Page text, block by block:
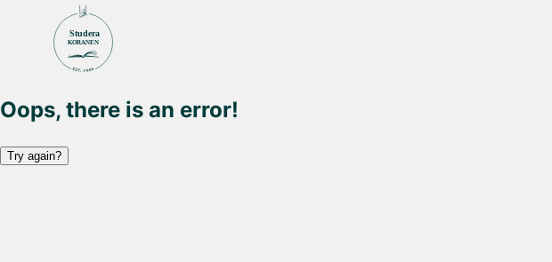
Studera
KORANEN
Oops, there is an error!
Try again?